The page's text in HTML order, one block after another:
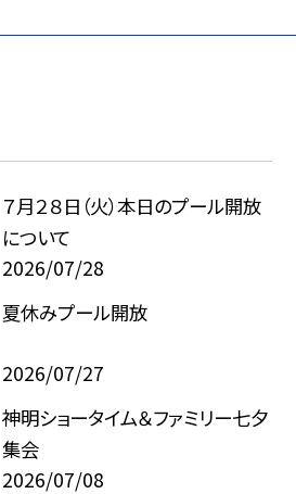
７月２８日（火）本日のプール開放
について
2026/07/28
夏休みプール開放
2026/07/27
神明ショータイム＆ファミリー七夕
集会
2026/07/08